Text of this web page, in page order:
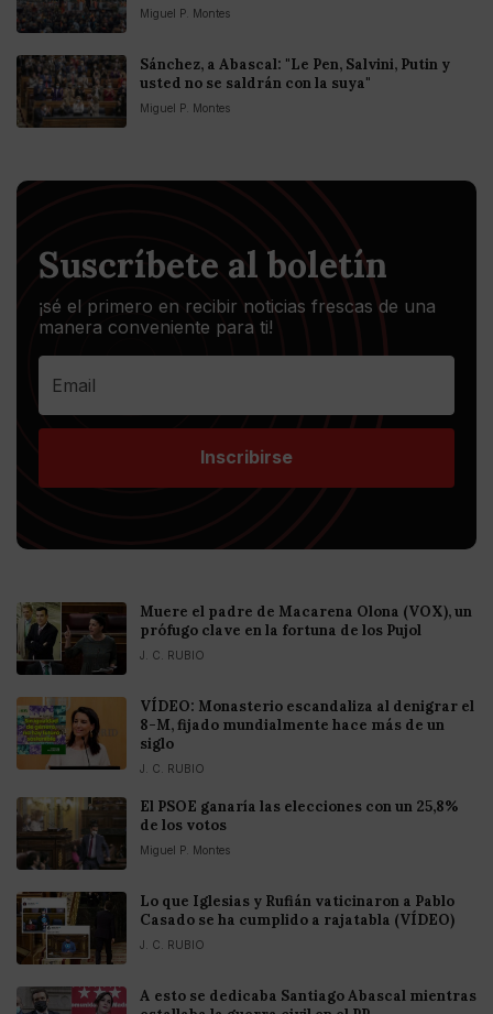
Miguel P. Montes
Sánchez, a Abascal: "Le Pen, Salvini, Putin y
usted no se saldrán con la suya"
Miguel P. Montes
Suscríbete al boletín
¡sé el primero en recibir noticias frescas de una
manera conveniente para ti!
Inscribirse
Muere el padre de Macarena Olona (VOX), un
prófugo clave en la fortuna de los Pujol
J. C. RUBIO
VÍDEO: Monasterio escandaliza al denigrar el
8-M, fijado mundialmente hace más de un
siglo
J. C. RUBIO
El PSOE ganaría las elecciones con un 25,8%
de los votos
Miguel P. Montes
Lo que Iglesias y Rufián vaticinaron a Pablo
Casado se ha cumplido a rajatabla (VÍDEO)
J. C. RUBIO
A esto se dedicaba Santiago Abascal mientras